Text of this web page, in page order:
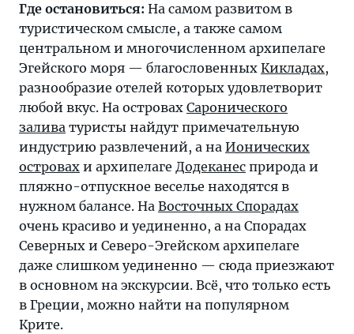
Где остановиться: На самом развитом в
туристическом смысле, а также самом
центральном и многочисленном архипелаге
Эгейского моря — благословенных Кикладах,
разнообразие отелей которых удовлетворит
любой вкус. На островах Саронического
залива туристы найдут примечательную
индустрию развлечений, а на Ионических
островах и архипелаге Додеканес природа и
пляжно-отпускное веселье находятся в
нужном балансе. На Восточных Спорадах
очень красиво и уединенно, а на Спорадах
Северных и Северо-Эгейском архипелаге
даже слишком уединенно — сюда приезжают
в основном на экскурсии. Всё, что только есть
в Греции, можно найти на популярном
Крите.